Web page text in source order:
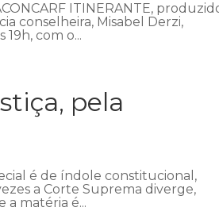
ITINERANTE,
conselheira, Misabel Derzi,
com o...
pela
é de índole constitucional,
a Corte Suprema diverge,
matéria é...